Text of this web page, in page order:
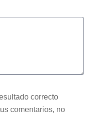
correcto
comentarios, no